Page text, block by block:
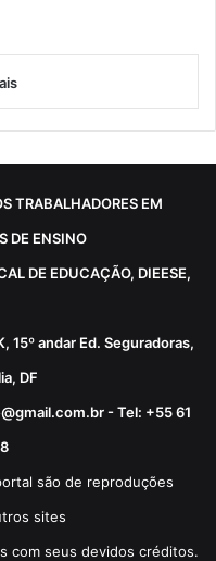
TRABALHADORES EM
DE ENSINO
DE EDUCAÇÃO, DIEESE,
15º andar Ed. Seguradoras,
DF
- Tel: +55 61
são de reproduções
sites
com seus devidos créditos.